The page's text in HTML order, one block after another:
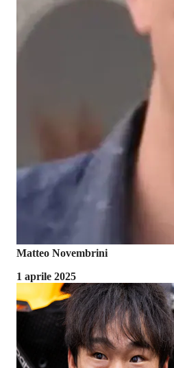
Matteo Novembrini
1 aprile 2025